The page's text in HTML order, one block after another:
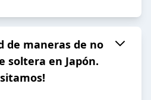
de maneras de no
soltera en Japón.